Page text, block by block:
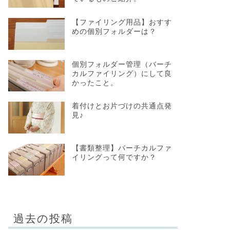
【ファイリング用品】おすす
めの個別フォルダーは？
個別フォルダー管理（バーチ
カルファイリング）にして良
かったこと。
着付けとお片づけの共通点発
見♪
【書類整理】バーチカルファ
イリングって何ですか？
過去の投稿